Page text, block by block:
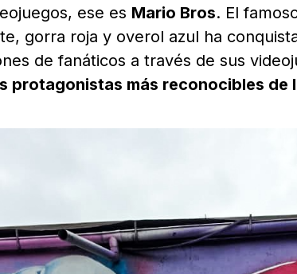
ese es Mario Bros. El
gorra roja y overol azul ha
de fanáticos a través de sus
protagonistas más reconocibles de